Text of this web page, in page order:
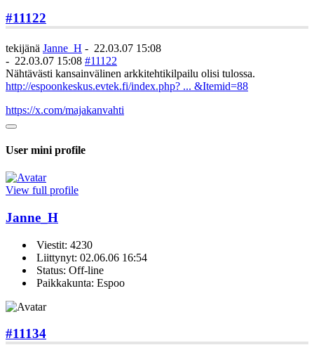
#11122
tekijänä Janne_H - 22.03.07 15:08
- 22.03.07 15:08 #11122
Nähtävästi kansainvälinen arkkitehtikilpailu olisi tulossa.
http://espoonkeskus.evtek.fi/index.php? ... &Itemid=88
https://x.com/majakanvahti
User mini profile
View full profile
Janne_H
Viestit: 4230
Liittynyt: 02.06.06 16:54
Status: Off-line
Paikkakunta: Espoo
#11134